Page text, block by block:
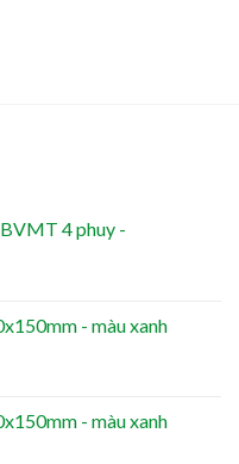
4 phuy -
- màu xanh
- màu xanh